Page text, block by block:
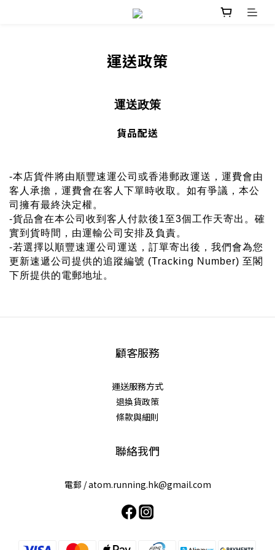
運送政策
運送政策
貨品配送
-本店貨件將由順豐速運公司或香港郵政運送，運費會由
客人承擔，運費會在客人下單時收取。如有爭議，本公
司擁有最終決定權。
-貨品會在本公司收到客人付款後1至3個工作天寄出。確
實到貨時間，由運輸公司安排及負責。
-若選擇以 順豐速運公司運送， 訂單寄出後，我們會為您
更新速遞公司提供的追蹤編號 (Tracking Number) 至閣
下所提供的電郵地址。
顧客服務
運送服務方式
退換貨政策
條款與細則
聯絡我們
電郵 /atom.running.hk@gmail.com